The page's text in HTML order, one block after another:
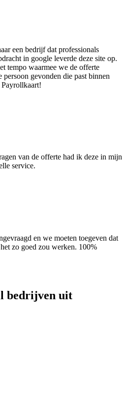
een bedrijf dat professionals
in google leverde deze site op.
tempo waarmee we de offerte
gevonden die past binnen
van de offerte had ik deze in mijn
service.
en we moeten toegeven dat
zo goed zou werken. 100%
bedrijven uit